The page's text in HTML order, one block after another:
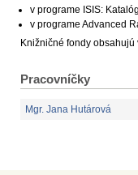
v programe ISIS:
v programe Advanced
Knižničné fondy
Pracovníčky
Mgr. Jana Hutárová